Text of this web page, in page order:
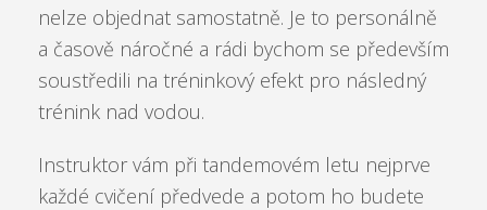
nelze objednat samostatně. Je to personálně
a časově náročné a rádi bychom se především
soustředili na tréninkový efekt pro následný
trénink nad vodou.
Instruktor vám při tandemovém letu nejprve
každé cvičení předvede a potom ho budete